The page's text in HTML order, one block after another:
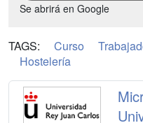
Se abrirá en Google
TAGS: Curso
Hostelería